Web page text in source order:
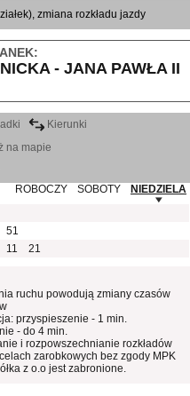
zmiana rozkładu jazdy
- JANA PAWŁA II
Kierunki
na mapie
ROBOCZY
SOBOTY
NIEDZIELA
51
11 21
ruchu powodują zmiany czasów
przyspieszenie - 1 min.
- do 4 min.
i rozpowszechnianie rozkładów
zarobkowych bez zgody MPK
z o.o jest zabronione.